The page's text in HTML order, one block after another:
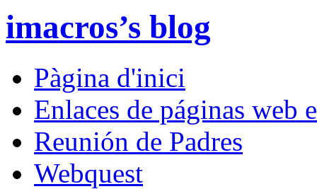
imacros’s blog
Pàgina d'inici
Enlaces de páginas web
Reunión de Padres
Webquest